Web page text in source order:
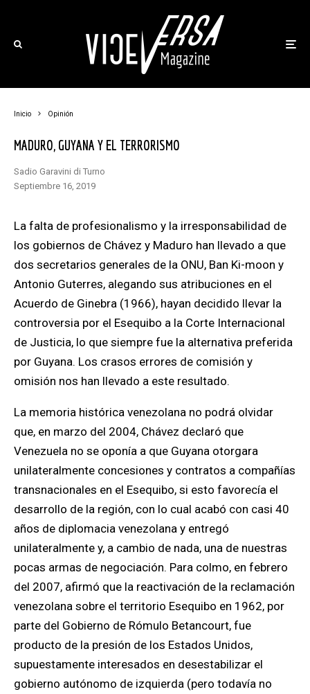
Inicio Opinión
MADURO, GUYANA Y EL TERRORISMO
Sadio Garavini di Turno
septiembre 16, 2019
La falta de profesionalismo y la irresponsabilidad de
los gobiernos de Chávez y Maduro han llevado a que
dos secretarios generales de la ONU, Ban Ki-moon y
Antonio Guterres, alegando sus atribuciones en el
Acuerdo de Ginebra (1966), hayan decidido llevar la
controversia por el Esequibo a la Corte Internacional
de Justicia, lo que siempre fue la alternativa preferida
por Guyana. Los crasos errores de comisión y
omisión nos han llevado a este resultado.
La memoria histórica venezolana no podrá olvidar
que, en marzo del 2004, Chávez declaró que
Venezuela no se oponía a que Guyana otorgara
unilateralmente concesiones y contratos a compañías
transnacionales en el Esequibo, si esto favorecía el
desarrollo de la región, con lo cual acabó con casi 40
años de diplomacia venezolana y entregó
unilateralmente y, a cambio de nada, una de nuestras
pocas armas de negociación. Para colmo, en febrero
del 2007, afirmó que la reactivación de la reclamación
venezolana sobre el territorio Esequibo en 1962, por
parte del Gobierno de Rómulo Betancourt, fue
producto de la presión de los Estados Unidos,
supuestamente interesados en desestabilizar el
gobierno autónomo de izquierda (pero todavía no